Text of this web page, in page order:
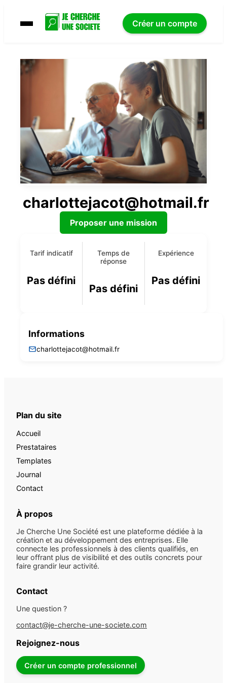
Créer un compte
charlottejacot@hotmail.fr
Proposer une mission
Tarif indicatif
Pas défini
Temps de
réponse
Pas défini
Expérience
Pas défini
Informations
charlottejacot@hotmail.fr
Plan du site
Accueil
Prestataires
Templates
Journal
Contact
À propos
Je Cherche Une Société est une plateforme dédiée à la
création et au développement des entreprises. Elle
connecte les professionnels à des clients qualifiés, en
leur offrant plus de visibilité et des outils concrets pour
faire grandir leur activité.
Contact
Une question ?
contact@je-cherche-une-societe.com
Rejoignez-nous
Créer un compte professionnel